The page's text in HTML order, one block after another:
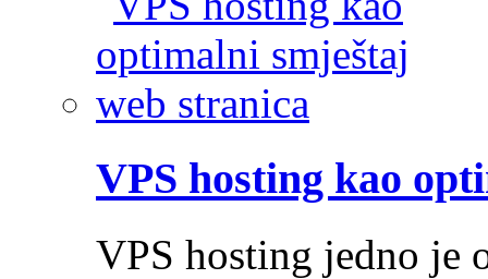
VPS hosting kao
VPS hosting jedno je